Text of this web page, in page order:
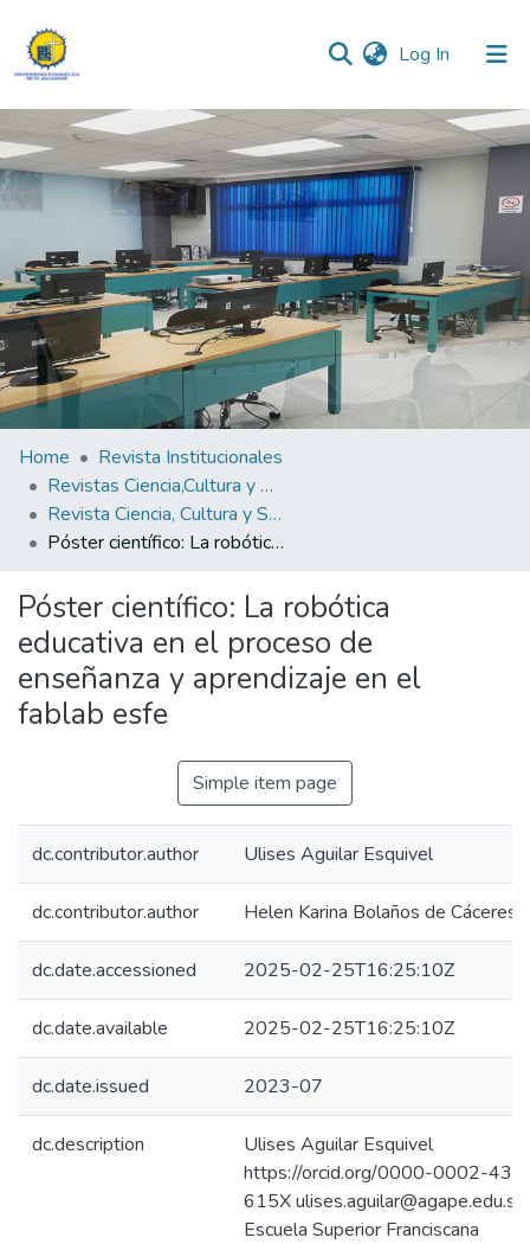
Log In (current)
Communities & Collections
All of DSpace
Home
Revista Institucionales
Revistas Ciencia,Cultura y Sociedad
Revista Ciencia, Cultura y Sociedad Vol.9 N°2
Póster científico: La robótica educativa en el proceso de enseñanza y aprendizaje en el fablab esfe
Póster científico: La robótica
educativa en el proceso de
enseñanza y aprendizaje en el
fablab esfe
Simple item page
dc.contributor.author Ulises Aguilar Esquivel
dc.contributor.author Helen Karina Bolaños de Cáceres
dc.date.accessioned 2025-02-25T16:25:10Z
dc.date.available 2025-02-25T16:25:10Z
dc.date.issued 2023-07
dc.description
Ulises Aguilar Esquivel
https://orcid.org/0000-0002-
615X ulises.aguilar@agape.edu.sv
Escuela Superior Franciscana